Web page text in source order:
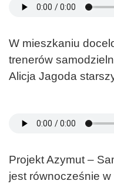
W mieszkaniu
trenerów
Alicja Jagoda
Projekt Azymut –
jest równocześnie